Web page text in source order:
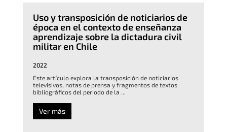
Uso y transposición de noticiarios de
época en el contexto de enseñanza
aprendizaje sobre la dictadura civil
militar en Chile
2022
Este artículo explora la transposición de noticiarios
televisivos, notas de prensa y fragmentos de textos
bibliográficos del periodo de la ...
Ver más